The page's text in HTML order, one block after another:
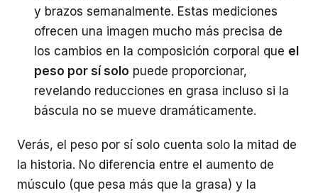
y brazos semanalmente. Estas mediciones
ofrecen una imagen mucho más precisa de
los cambios en la composición corporal que el
peso por sí solo puede proporcionar,
revelando reducciones en grasa incluso si la
báscula no se mueve dramáticamente.
Verás, el peso por sí solo cuenta solo la mitad de
la historia. No diferencia entre el aumento de
músculo (que pesa más que la grasa) y la